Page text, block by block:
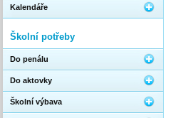
Kalendáře
Školní potřeby
Do penálu
Do aktovky
Školní výbava